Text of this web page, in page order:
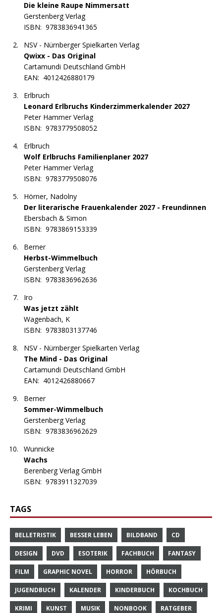
Die kleine Raupe Nimmersatt
Gerstenberg Verlag
ISBN: 9783836941365
NSV - Nürnberger Spielkarten Verlag
Qwixx - Das Original
Cartamundi Deutschland GmbH
EAN: 4012426880179
Erlbruch
Leonard Erlbruchs Kinderzimmerkalender 2027
Peter Hammer Verlag
ISBN: 9783779508052
Erlbruch
Wolf Erlbruchs Familienplaner 2027
Peter Hammer Verlag
ISBN: 9783779508076
Hörner, Nadolny
Der literarische Frauenkalender 2027 - Freundinnen
Ebersbach & Simon
ISBN: 9783869153339
Berner
Herbst-Wimmelbuch
Gerstenberg Verlag
ISBN: 9783836962636
Iro
Was jetzt zählt
Wagenbach, K
ISBN: 9783803137746
NSV - Nürnberger Spielkarten Verlag
The Mind - Das Original
Cartamundi Deutschland GmbH
EAN: 4012426880667
Berner
Sommer-Wimmelbuch
Gerstenberg Verlag
ISBN: 9783836962629
Wunnicke
Wachs
Berenberg Verlag GmbH
ISBN: 9783911327039
TAGS
BELLETRISTIK BESSER LEBEN BILDBAND CD
DESIGN DVD ESOTERIK FACHBUCH FANTASY
FILM GRAPHIC NOVEL HORROR HÖRBUCH
JUGENDBUCH KALENDER KINDERBUCH KOCHBUCH
KRIMI KUNST MUSIK NONBOOK RATGEBER